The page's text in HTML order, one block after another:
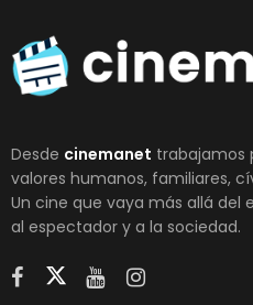
Desde cinemanet trabajamos
valores humanos, familiares,
Un cine que vaya más allá
al espectador y a la sociedad.